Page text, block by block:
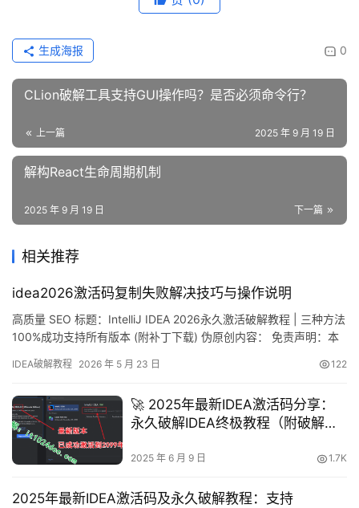
0
生成海报
CLion破解工具支持GUI操作吗？是否必须命令行？
上一篇 2025 年 9 月 19 日
解构React生命周期机制
下一篇
2025 年 9 月 19 日
相关推荐
idea2026激活码复制失败解决技巧与操作说明
高质量 SEO 标题：IntelliJ IDEA 2026永久激活破解教程 | 三种方法
100%成功支持所有版本 (附补丁下载) 伪原创内容： 免责声明：本
于个人学习研究使用，请勿用于任何商业目的。如涉及侵权，请联
官方渠道购买…
IDEA破解教程 2026 年 5 月 23 日 122
🚀 2025年最新IDEA激活码分享：
永久破解IDEA终极教程（附破解补
2025 年 6 月 9 日 1.7K
2025年最新IDEA激活码及永久破解教程：支持